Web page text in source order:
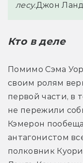
лесу.Джон
Кто в деле
Помимо Сэма
своим ролям
первой части, в
не пережили
Кэмерон
антагонистом
полковник